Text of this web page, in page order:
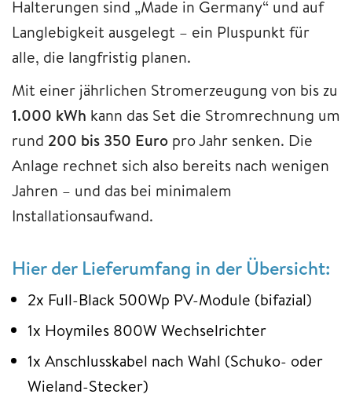
Halterungen sind „Made in Germany“ und auf
Langlebigkeit ausgelegt – ein Pluspunkt für
alle, die langfristig planen.
Mit einer jährlichen Stromerzeugung von bis zu
1.000 kWh kann das Set die Stromrechnung um
rund 200 bis 350 Euro pro Jahr senken. Die
Anlage rechnet sich also bereits nach wenigen
Jahren – und das bei minimalem
Installationsaufwand.
Hier der Lieferumfang in der Übersicht:
2x Full-Black 500Wp PV-Module (bifazial)
1x Hoymiles 800W Wechselrichter
1x Anschlusskabel nach Wahl (Schuko- oder
Wieland-Stecker)